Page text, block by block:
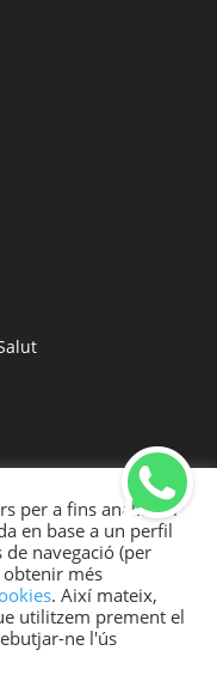
per a fins analítics i
en base a un perfil
navegació (per
obtenir més
. Així mateix,
utilitzem prement el
ne l'ús